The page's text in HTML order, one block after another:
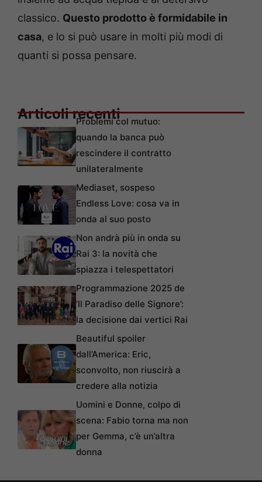
classico. Questo prodotto è formidabile in
casa, e lo si può usare in molti più modi di
quanti si possa pensare.
Articoli recenti
Problemi col mutuo:
quando la banca può
rescindere il contratto
unilateralmente
Mediaset, sospeso
Endless Love: cosa va in
onda al suo posto
Non andrà più in onda su
Rai 3: la novità che
spiazza i telespettatori
Programmazione 2025 de
‘Il Paradiso delle Signore’:
la decisione dai vertici Rai
Beautiful spoiler
dall’America: Eric,
sconvolto, non riuscirà a
credere alla notizia
Uomini e Donne, colpo di
scena: Fabio torna ma non
per Gemma, c’è un’altra
donna